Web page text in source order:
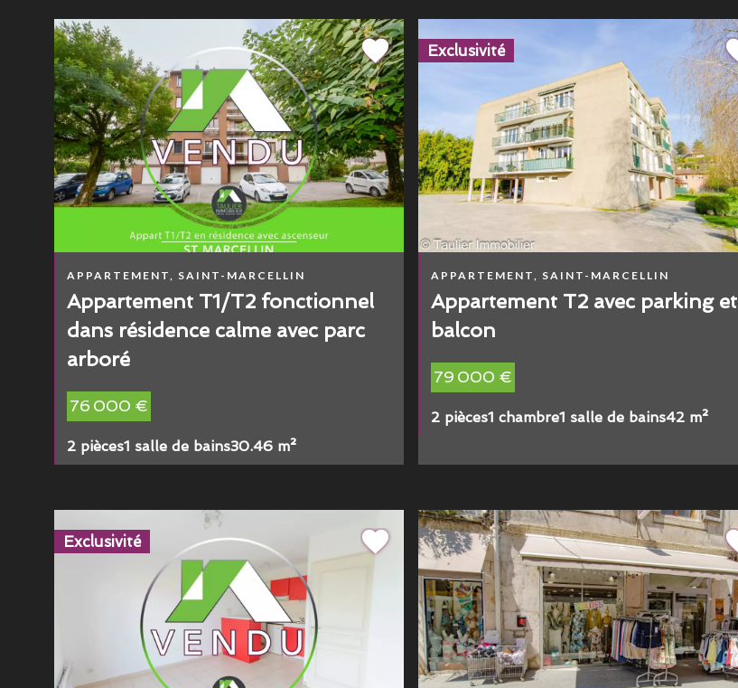
APPARTEMENT, SAINT-MARCELLIN
Appartement T1/T2 fonctionnel
dans résidence calme avec parc
arboré
76 000 €
2 pièces1 salle de bains30.46 m²
APPARTEMENT, SAINT-MARCELLIN
Appartement T2 avec parking et
balcon
79 000 €
2 pièces1 chambre1 salle de bains42 m²
Exclusivité
Exclusivité